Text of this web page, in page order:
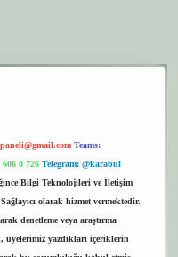
Teams:
0 726 Telegram: @karabul
Bilgi Teknolojileri ve İletişim
olarak hizmet vermektedir.
denetleme veya araştırma
yazdıkları içeriklerin